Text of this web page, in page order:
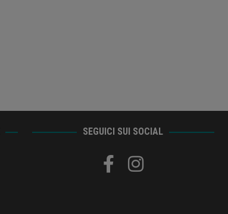
SEGUICI SUI SOCIAL